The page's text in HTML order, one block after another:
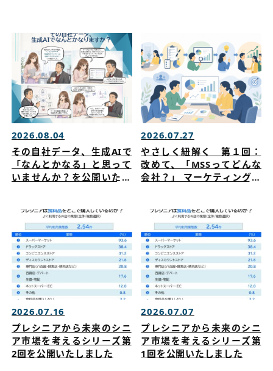
2026.08.04
その自社データ、生成AIで
「なんとかなる」と思って
いませんか？を公開いたし
2026.07.27
やさしく紐解く 第１回：
改めて、「MSSってどんな
会社？」 マーケティングリ
2026.07.16
プレシニアから未来のシニ
ア市場を考えるシリーズ第
2回を公開いたしました
2026.07.07
プレシニアから未来のシニ
ア市場を考えるシリーズ第
1回を公開いたしました